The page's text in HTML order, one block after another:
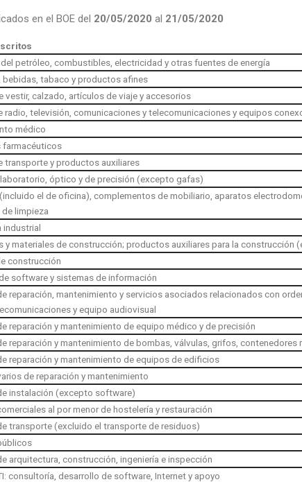
en el BOE del 20/05/2020 al 21/05/2020
petróleo, combustibles, electricidad y otras fuentes de energía
bebidas, tabaco y productos afines
vestir, calzado, artículos de viaje y accesorios
radio, televisión, comunicaciones y telecomunicaciones y equipos
médico
transporte y productos auxiliares
óptico y de precisión (excepto gafas)
el de oficina), complementos de mobiliario, aparatos
limpieza
industrial
y materiales de construcción; productos auxiliares para la construcción
construcción
software y sistemas de información
reparación, mantenimiento y servicios asociados relacionados con
y equipo audiovisual
reparación y mantenimiento de equipo médico y de precisión
reparación y mantenimiento de bombas, válvulas, grifos, contenedores
reparación y mantenimiento de equipos de edificios
de reparación y mantenimiento
instalación (excepto software)
al por menor de hostelería y restauración
transporte (excluido el transporte de residuos)
arquitectura, construcción, ingeniería e inspección
consultoría, desarrollo de software, Internet y apoyo